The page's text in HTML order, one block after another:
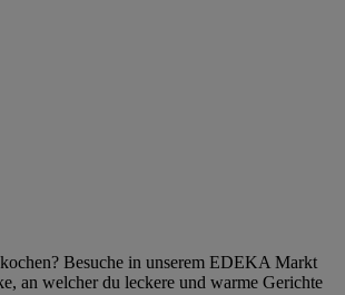
Besuche in unserem EDEKA Markt
an welcher du leckere und warme Gerichte